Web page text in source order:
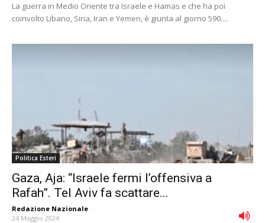
La guerra in Medio Oriente tra Israele e Hamas e che ha poi
coinvolto Libano, Siria, Iran e Yemen, è giunta al giorno 590....
Politica Esteri
Gaza, Aja: “Israele fermi l’offensiva a
Rafah”. Tel Aviv fa scattare...
Redazione Nazionale -
24 Maggio 2024